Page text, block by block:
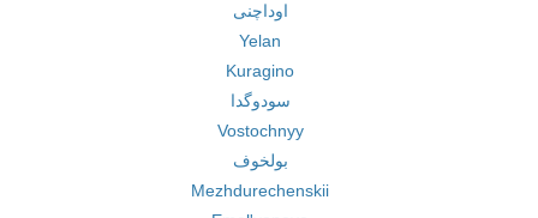
اوداچنی
Yelan
Kuragino
سودوگدا
Vostochnyy
بولخوف
Mezhdurechenskii